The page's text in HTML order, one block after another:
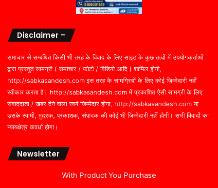
Disclaimer –
समाचार से सम्बंधित किसी भी तरह के विवाद के लिए साइट के कुछ तत्वों में उपयोगकर्ताओं
द्वारा प्रस्तुत सामग्री ( समाचार / फोटो / विडियो आदि ) शामिल होगी,
http://sabkasandesh.com इस तरह के सामग्रियों के लिए कोई ज़िम्मेदारी नहीं
स्वीकार करता है। http://sabkasandesh.com में प्रकाशित ऐसी सामग्री के लिए
संवाददाता / खबर देने वाला स्वयं जिम्मेदार होगा, http://sabkasandesh.com या
उसके स्वामी, मुद्रक, प्रकाशक, संपादक की कोई भी जिम्मेदारी नहीं होगी। सभी विवादों का
न्यायक्षेत्र कवर्धा होगा।
Newsletter
With Product You Purchase